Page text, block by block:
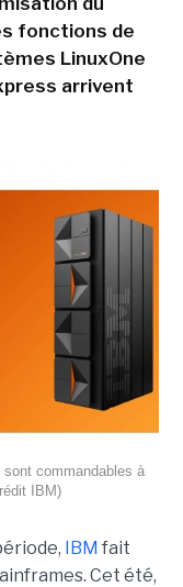
fonctions de
LinuxOne
arrivent
sont commandables à
IBM)
IBM fait
Cet été,